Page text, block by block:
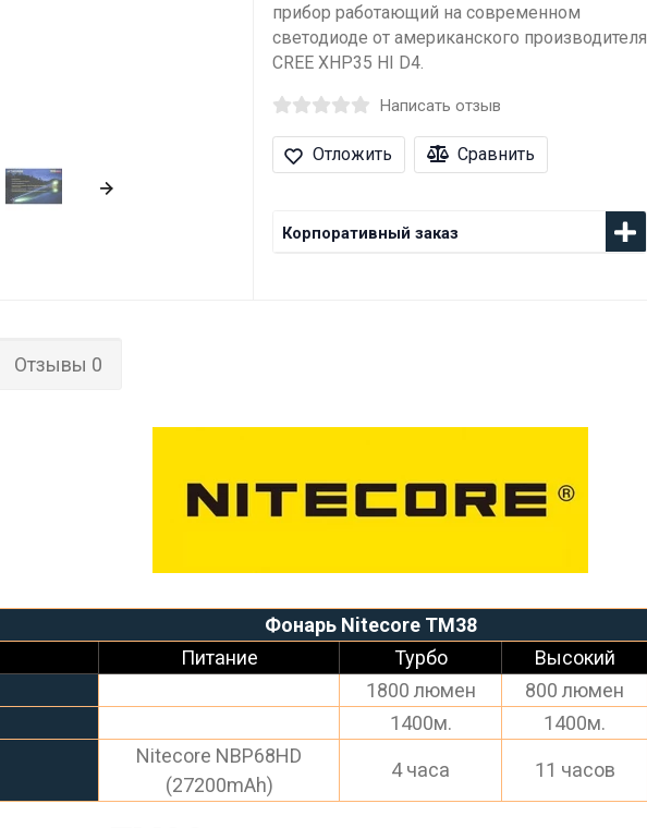
прибор работающий на современном
светодиоде от американского производителя
CREE XHP35 HI D4.
Написать отзыв
Отложить Сравнить
Корпоративный заказ
Отзывы 0
Фонарь Nitecore TM38
Питание Турбо Высокий
1800 люмен 800 люмен
1400м. 1400м.
Nitecore NBP68HD
(27200mAh)
4 часа 11 часов